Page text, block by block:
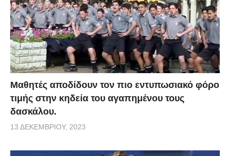
Μαθητές αποδίδουν τον πιο εντυπωσιακό φόρο
τιμής στην κηδεία του αγαπημένου τους
δασκάλου.
13 ΔΕΚΕΜΒΡΊΟΥ, 2023